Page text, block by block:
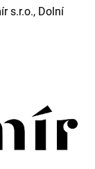
s.r.o., Dolní